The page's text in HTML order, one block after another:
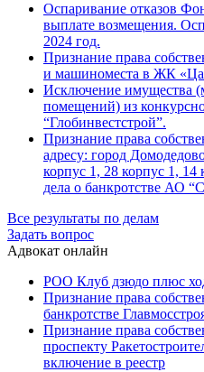
Оспаривание отказов
выплате возмещения.
2024 год.
Признание права
и машиноместа в ЖК
Исключение имущества
помещений) из
“Глобинвестстрой”.
Признание права
адресу: город
корпус 1, 28 корпус 1,
дела о банкротстве АО
Все результаты по делам
Задать вопрос
Адвокат онлайн
РОО Клуб дзюдо плюс ход
Признание права
банкротстве
Признание права
проспекту
включение в реестр